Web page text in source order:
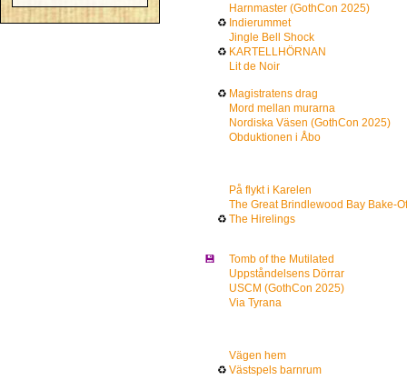
Harnmaster (GothCon 2025)
♻ Indierummet
Jingle Bell Shock
♻ KARTELLHÖRNAN
Lit de Noir
♻ Magistratens drag
Mord mellan murarna
Nordiska Väsen (GothCon 2025)
Obduktionen i Åbo
På flykt i Karelen
The Great Brindlewood Bay Bake-
♻ The Hirelings
💾
Tomb of the Mutilated
Uppståndelsens Dörrar
USCM (GothCon 2025)
Via Tyrana
Vägen hem
♻ Västspels barnrum